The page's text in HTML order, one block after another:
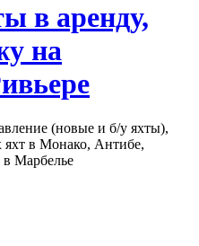
в аренду,
на
(новые и б/у яхты),
яхт в Монако, Антибе,
Марбелье